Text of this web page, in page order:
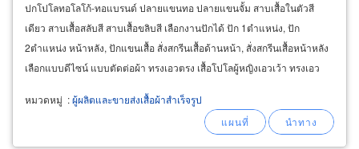
ปกโปโลทอโลโก้-ทอแบรนด์ ปลายแขนทอ ปลายแขนจั้ม สาบเสื้อในตัวสี
เดียว สาบเสื้อสลับสี สาบเสื้อขลิบสี เลือกงานปักได้ ปัก 1ตำแหน่ง, ปัก
2ตำแหน่ง หน้าหลัง, ปักแขนเสื้อ สั่งสกรีนเสื้อด้านหน้า, สั่งสกรีนเสื้อหน้าหลัง
เลือกแบบดีไซน์ แบบตัดต่อผ้า ทรงเอวตรง เสื้อโปโลผู้หญิงเอวเว้า ทรงเอว
หมวดหมู่ :ผู้ผลิตและขายส่งเสื้อผ้าสำเร็จรูป